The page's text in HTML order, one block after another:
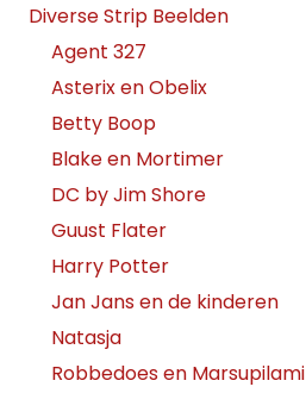
Diverse Strip Beelden
Agent 327
Asterix en Obelix
Betty Boop
Blake en Mortimer
DC by Jim Shore
Guust Flater
Harry Potter
Jan Jans en de kinderen
Natasja
Robbedoes en Marsupilami